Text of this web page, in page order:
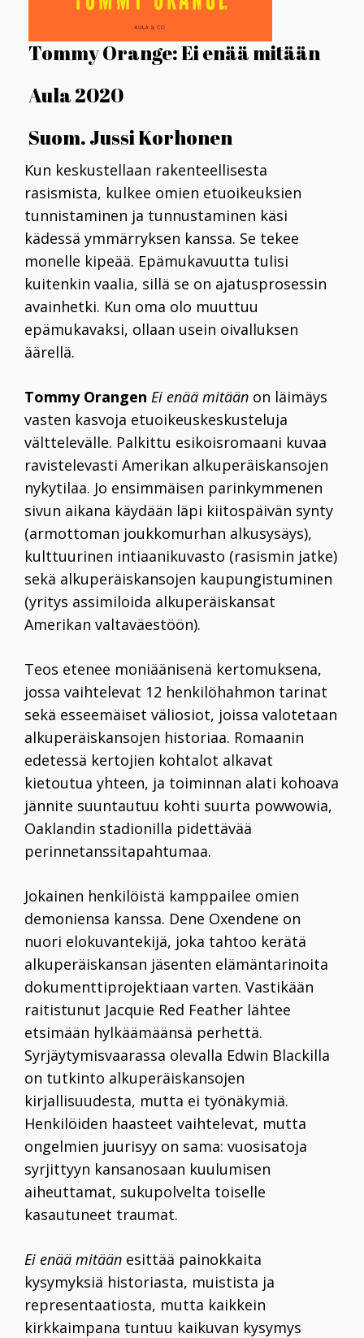
Tommy Orange: Ei enää mitään
Aula 2020
Suom. Jussi Korhonen
Kun keskustellaan rakenteellisesta
rasismista, kulkee omien etuoikeuksien
tunnistaminen ja tunnustaminen käsi
kädessä ymmärryksen kanssa. Se tekee
monelle kipeää. Epämukavuutta tulisi
kuitenkin vaalia, sillä se on ajatusprosessin
avainhetki. Kun oma olo muuttuu
epämukavaksi, ollaan usein oivalluksen
äärellä.
Tommy Orangen Ei enää mitään on läimäys
vasten kasvoja etuoikeuskeskusteluja
välttelevälle. Palkittu esikoisromaani kuvaa
ravistelevasti Amerikan alkuperäiskansojen
nykytilaa. Jo ensimmäisen parinkymmenen
sivun aikana käydään läpi kiitospäivän synty
(armottoman joukkomurhan alkusysäys),
kulttuurinen intiaanikuvasto (rasismin jatke)
sekä alkuperäiskansojen kaupungistuminen
(yritys assimiloida alkuperäiskansat
Amerikan valtaväestöön).
Teos etenee moniäänisenä kertomuksena,
jossa vaihtelevat 12 henkilöhahmon tarinat
sekä esseemäiset väliosiot, joissa valotetaan
alkuperäiskansojen historiaa. Romaanin
edetessä kertojien kohtalot alkavat
kietoutua yhteen, ja toiminnan alati kohoava
jännite suuntautuu kohti suurta powwowia,
Oaklandin stadionilla pidettävää
perinnetanssitapahtumaa.
Jokainen henkilöistä kamppailee omien
demoniensa kanssa. Dene Oxendene on
nuori elokuvantekijä, joka tahtoo kerätä
alkuperäiskansan jäsenten elämäntarinoita
dokumenttiprojektiaan varten. Vastikään
raitistunut Jacquie Red Feather lähtee
etsimään hylkäämäänsä perhettä.
Syrjäytymisvaarassa olevalla Edwin Blackilla
on tutkinto alkuperäiskansojen
kirjallisuudesta, mutta ei työnäkymiä.
Henkilöiden haasteet vaihtelevat, mutta
ongelmien juurisyy on sama: vuosisatoja
syrjittyyn kansanosaan kuulumisen
aiheuttamat, sukupolvelta toiselle
kasautuneet traumat.
Ei enää mitään esittää painokkaita
kysymyksiä historiasta, muistista ja
representaatiosta, mutta kaikkein
kirkkaimpana tuntuu kaikuvan kysymys